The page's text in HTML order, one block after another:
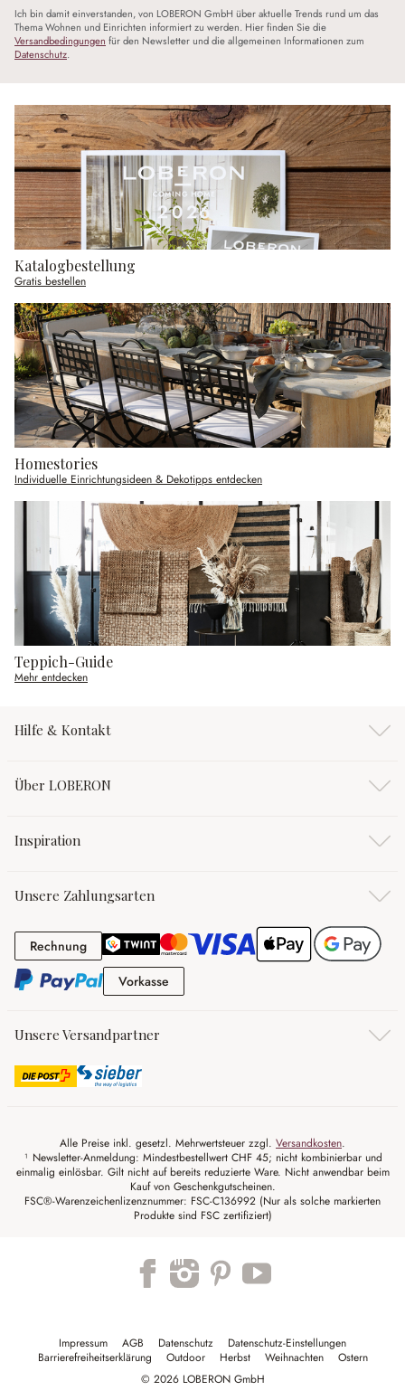
Ich bin damit einverstanden, von LOBERON GmbH über aktuelle Trends rund um das
Thema Wohnen und Einrichten informiert zu werden. Hier finden Sie die
Versandbedingungen für den Newsletter und die allgemeinen Informationen zum
Datenschutz.
Katalogbestellung
Gratis bestellen
Homestories
Individuelle Einrichtungsideen & Dekotipps entdecken
Teppich-Guide
Mehr entdecken
Hilfe & Kontakt
Über LOBERON
Inspiration
Unsere Zahlungsarten
RechnungRechnung
Vorkasse
Unsere Versandpartner
Alle Preise inkl. gesetzl. Mehrwertsteuer zzgl. Versandkosten.
¹ Newsletter-Anmeldung: Mindestbestellwert CHF 45; nicht kombinierbar und
einmalig einlösbar. Gilt nicht auf bereits reduzierte Ware. Nicht anwendbar beim
Kauf von Geschenkgutscheinen.
FSC®-Warenzeichenlizenznummer: FSC-C136992 (Nur als solche markierten
Produkte sind FSC zertifiziert)
Impressum AGB Datenschutz
Datenschutz-Einstellungen
Barrierefreiheitserklärung
Outdoor Herbst Weihnachten
Ostern
© 2026 LOBERON GmbH